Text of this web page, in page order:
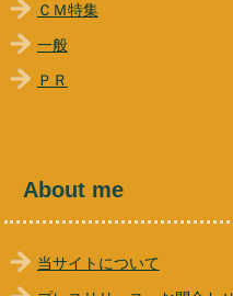
ＣＭ特集
一般
ＰＲ
About me
当サイトについて